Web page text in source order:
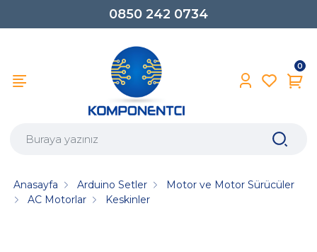
0850 242 0734
0
Anasayfa Arduino Setler
Motor ve Motor Sürücüler
AC Motorlar
Keskinler